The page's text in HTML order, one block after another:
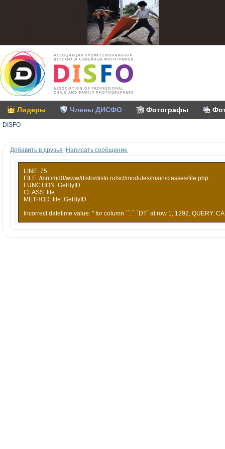
Лидеры Члены ДИСФО Фотографы
DISFO
Добавить в друзья Написать сообщение
LINE: 75
FILE: /mnt/md0/www/disfo/disfo.ru/scf/modules/main/classes/file.php
FUNCTION: GetByID
CLASS: file
METHOD: file::GetByID
Incorrect datetime value: '' for column ``.``.`DT` at row 1, 1292, QUERY: